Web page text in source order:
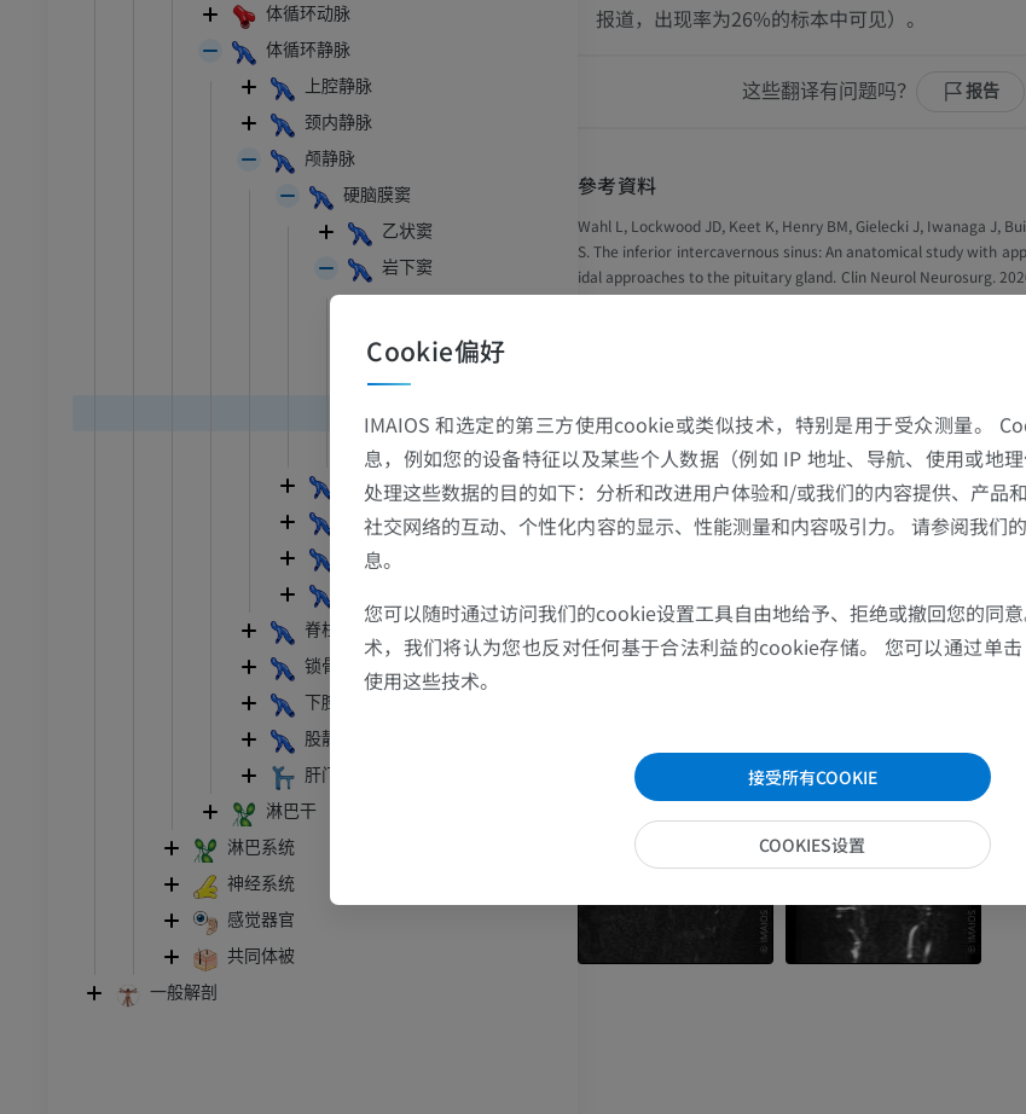
体循环动脉
体循环静脉
上腔静脉
颈内静脉
颅静脉
硬脑膜窦
乙状窦
岩下窦
海绵窦
海绵间窦
基底静脉丛
板障静脉
导静脉
眶静脉
脊柱静脉
锁骨下静脉
下腔静脉
股静脉
肝门静脉
淋巴干
淋巴系统
神经系统
感觉器官
共同体被
一般解剖
报道，出现率为26%的标本中可见）。
这些翻译有问题吗？ 报告
參考資料
Wahl L, Lockwood JD, Keet K, Henry BM, Gielecki J, Iwanaga J,
S. The inferior intercavernous sinus: An anatomical study with
idal approaches to the pituitary gland. Clin Neurol Neurosurg.
0.1016/j.clineuro.2020.106000. Epub 2020 Jun 6. PMID: 32574965.
This definition incorporates text from a public domain edition of
edition of Gray's Anatomy of the Human Body, published in
图片集
踝关节磁共振成像
MRI
优质会员
前足MRI
MRI
下肢MRI
MRI
下肢X光照片
上肢
优质会员
优质会员
腕MRI
MRI
下肢
优质会
免費
下肢MRI
MRI
髋MRI
Cookie偏好
IMAIOS 和选定的第三方使用cookie或类似技术，特别是用于受众测量。
息，例如您的设备特征以及某些个人数据（例如 IP 地址、导航、使用或地理
处理这些数据的目的如下：分析和改进用户体验和/或我们的内容提供、产品
社交网络的互动、个性化内容的显示、性能测量和内容吸引力。 请参阅我们的
息。
您可以随时通过访问我们的cookie设置工具自由地给予、拒绝或撤回您的同
术，我们将认为您也反对任何基于合法利益的cookie存储。 您可以通过
使用这些技术。
接受所有COOKIE
COOKIES设置